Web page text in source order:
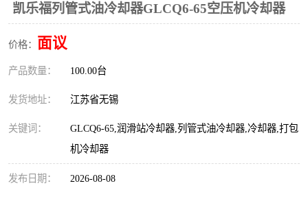
凯乐福列管式油冷却器GLCQ6-65空压机冷却器
价格： 面议
产品数量： 100.00台
发货地址： 江苏省无锡
关键词：
GLCQ6-65,润滑站冷却器,列管式油冷却器,冷却器,打包
机冷却器
发布日期： 2026-08-08